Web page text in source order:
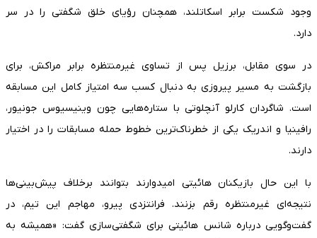
وجود شکست برابر اسکاتلند، همچنان رؤیای خلق شگفتی را در سر
دارد.
در سوی مقابل، برزیل پس از تساوی غیرمنتظره برابر مراکش، برای
بازگشت به مسیر پیروزی به دنبال کسب سه امتیاز کامل این مسابقه
است. شاگردان کارلو آنچلوتی با ستاره‌هایی چون وینیسیوس جونیور،
رافینیا و اندریک یکی از خطرناک‌ترین خطوط حمله مسابقات را در اختیار
دارند.
با این حال بازیکنان هائیتی امیدوارند بتوانند برخلاف پیش‌بینی‌ها
نتیجه‌ای غیرمنتظره رقم بزنند. فرانتزدی پیرو، مهاجم این تیم، در
گفت‌وگویی درباره شانس هائیتی برای شگفتی‌سازی گفت: «همیشه به